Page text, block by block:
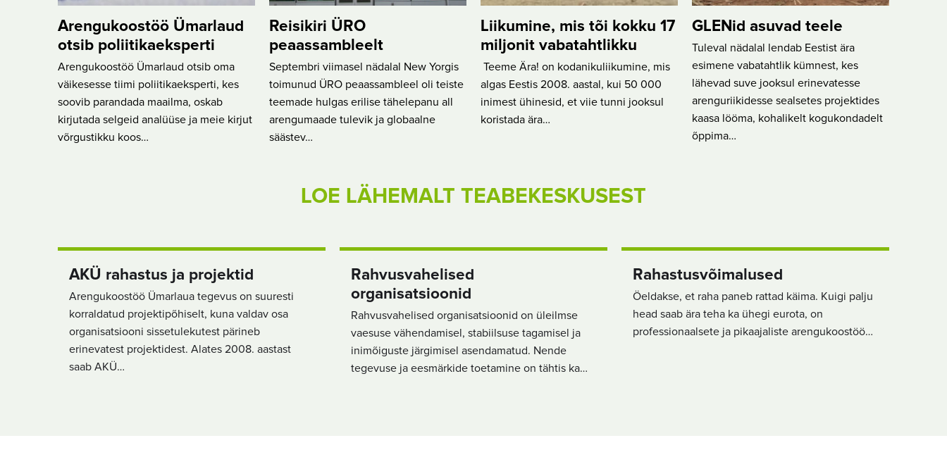
Arengukoostöö Ümarlaud
otsib poliitikaeksperti
Arengukoostöö Ümarlaud otsib oma
väikesesse tiimi poliitikaeksperti, kes
soovib parandada maailma, oskab
kirjutada selgeid analüüse ja meie kirjut
võrgustikku koos…
Reisikiri ÜRO
peaassambleelt
Septembri viimasel nädalal New Yorgis
toimunud ÜRO peaassambleel oli teiste
teemade hulgas erilise tähelepanu all
arengumaade tulevik ja globaalne
säästev…
Liikumine, mis tõi kokku 17
miljonit vabatahtlikku
Teeme Ära! on kodanikuliikumine, mis
algas Eestis 2008. aastal, kui 50 000
inimest ühinesid, et viie tunni jooksul
koristada ära…
GLENid asuvad teele
Tuleval nädalal lendab Eestist ära
esimene vabatahtlik kümnest, kes
lähevad suve jooksul erinevatesse
arenguriikidesse sealsetes projektides
kaasa lööma, kohalikelt kogukondadelt
õppima…
LOE LÄHEMALT TEABEKESKUSEST
AKÜ rahastus ja projektid
Arengukoostöö Ümarlaua tegevus on suuresti
korraldatud projektipõhiselt, kuna valdav osa
organisatsiooni sissetulekutest pärineb
erinevatest projektidest. Alates 2008. aastast
saab AKÜ…
Rahvusvahelised
organisatsioonid
Rahvusvahelised organisatsioonid on üleilmse
vaesuse vähendamisel, stabiilsuse tagamisel ja
inimõiguste järgimisel asendamatud. Nende
tegevuse ja eesmärkide toetamine on tähtis ka…
Rahastusvõimalused
Öeldakse, et raha paneb rattad käima. Kuigi palju
head saab ära teha ka ühegi eurota, on
professionaalsete ja pikaajaliste arengukoostöö…